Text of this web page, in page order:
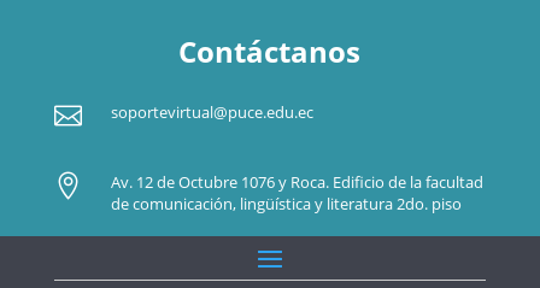
Contáctanos
 soportevirtual@puce.edu.ec

Av. 12 de Octubre 1076 y Roca. Edificio de la facultad
de comunicación, lingüística y literatura 2do. piso